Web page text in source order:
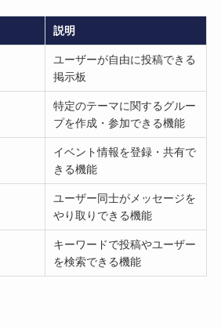
説明
ユーザーが自由に投稿できる
掲示板
特定のテーマに関するグルー
プを作成・参加できる機能
イベント情報を登録・共有で
きる機能
ユーザー同士がメッセージを
やり取りできる機能
キーワードで投稿やユーザー
を検索できる機能